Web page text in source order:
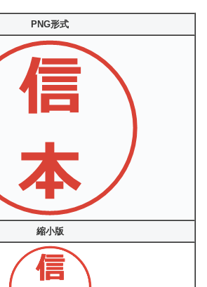
PNG形式
縮小版